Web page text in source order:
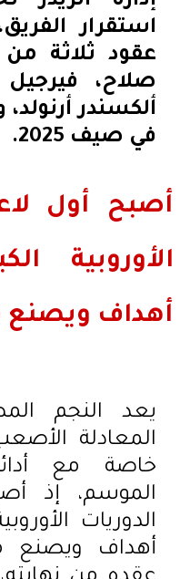
استقرار
عقود ثلاثة
صلاح،
ألكسندر
في صيف 2025.
أصبح أول
أهداف ويصنع
يعد النجم
المعادلة
خاصة مع
الموسم، إذ
أهداف ويصنع